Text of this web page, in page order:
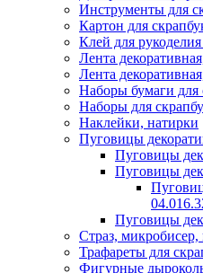
Инструменты для
Картон для
Клей для
Лента
Лента
Наборы бумаги для
Наборы для
Наклейки, натирки
Пуговицы
Пуговицы
Пуговицы
Пуговицы
Страз,
Трафареты для
Фигурные